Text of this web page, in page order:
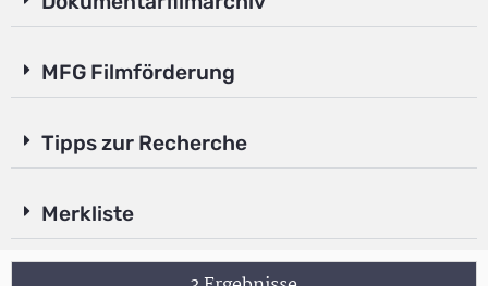
MFG Filmförderung
Tipps zur Recherche
Merkliste